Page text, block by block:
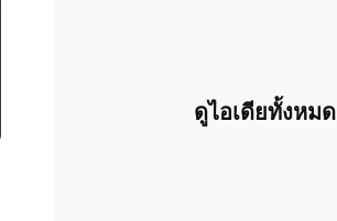
ดูไอเดียทั้งหมด